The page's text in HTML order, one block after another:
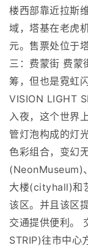
楼西部靠近拉斯
域，塔基在老虎
元。售票处位于
三：费蒙街 费
筹，但也是霓虹
VISION LIGHT
入夜，这个世界
管灯泡构成的灯
色彩组合，变幻
(NeonMuseum)
大楼(cityhall)和
该区。并且该区
交通提供便利。
STRIP)往市中心